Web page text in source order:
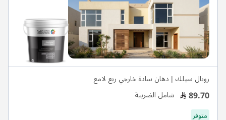
رويال سيلك | دهان سادة خارجي ربع لامع
89.70 شامل الضريبة
متوفر